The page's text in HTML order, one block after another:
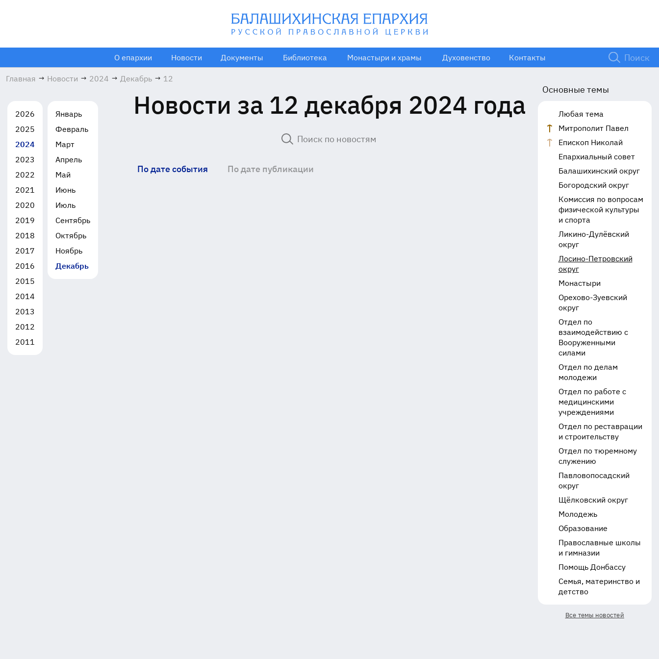
О епархии Новости Документы Библиотека Монастыри и храмы Духовенство Контакты
Главная → Новости → 2024 → Декабрь → 12
2026
2025
2024
2023
2022
2021
2020
2019
2018
2017
2016
2015
2014
2013
2012
2011
Январь
Февраль
Март
Апрель
Май
Июнь
Июль
Сентябрь
Октябрь
Ноябрь
Декабрь
Новости за 12 декабря 2024 года
По дате события По дате публикации
Основные темы
Любая тема
Митрополит Павел
Епископ Николай
Епархиальный совет
Балашихинский округ
Богородский округ
Комиссия по вопросам
физической культуры
и спорта
Ликино-Дулёвский
округ
Лосино-Петровский
округ
Монастыри
Орехово-Зуевский
округ
Отдел по
взаимодействию с
Вооруженными
силами
Отдел по делам
молодежи
Отдел по работе с
медицинскими
учреждениями
Отдел по реставрации
и строительству
Отдел по тюремному
служению
Павловопосадский
округ
Щёлковский округ
Молодежь
Образование
Православные школы
и гимназии
Помощь Донбассу
Семья, материнство и
детство
Все темы новостей